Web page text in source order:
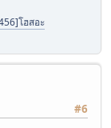
โฮสอะ
#6